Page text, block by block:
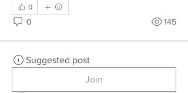
0
0 145
Suggested post
Join